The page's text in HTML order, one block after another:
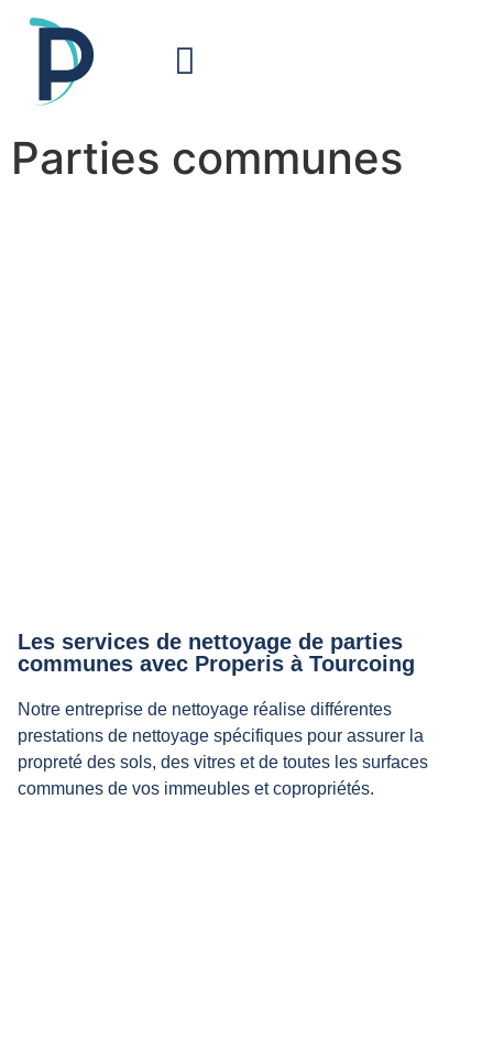
Parties communes
Les services de nettoyage de parties
communes avec Properis à Tourcoing
Notre entreprise de nettoyage réalise différentes
prestations de nettoyage spécifiques pour assurer la
propreté des sols, des vitres et de toutes les surfaces
communes de vos immeubles et copropriétés.